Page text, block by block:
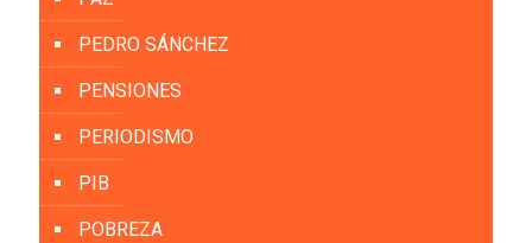
PEDRO SÁNCHEZ
PENSIONES
PERIODISMO
PIB
POBREZA